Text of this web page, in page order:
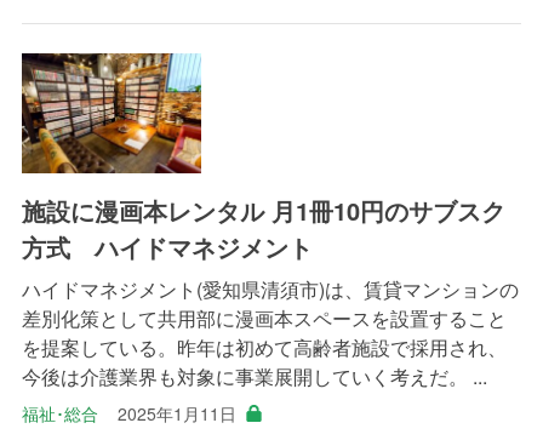
施設に漫画本レンタル 月1冊10円のサブスク
方式 ハイドマネジメント
ハイドマネジメント(愛知県清須市)は、賃貸マンションの
差別化策として共用部に漫画本スペースを設置すること
を提案している。昨年は初めて高齢者施設で採用され、
今後は介護業界も対象に事業展開していく考えだ。 ...
福祉･総合 2025年1月11日